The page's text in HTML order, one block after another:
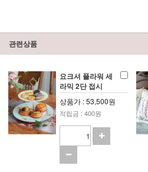
관련상품
요크셔 플라워 세
라믹 2단 접시
상품가 : 53,500원
적립금 : 400원